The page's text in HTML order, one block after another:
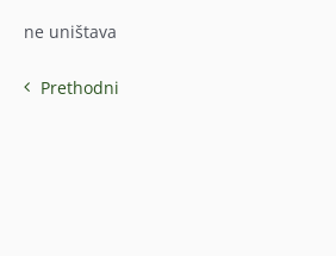
ne uništava
Prethodni